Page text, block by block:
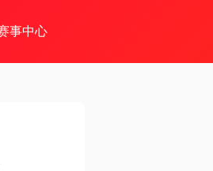
事中心